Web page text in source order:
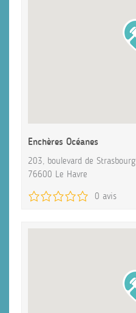
Enchères Océanes
203, boulevard de Strasbourg
76600 Le Havre
0 avis